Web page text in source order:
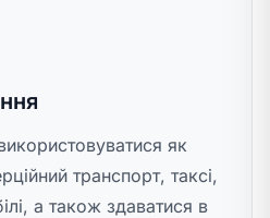
як
транспорт, таксі,
а також здаватися в